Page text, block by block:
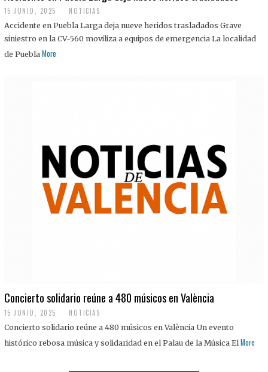
15 JUNIO, 2025 NOTICIAS
Accidente en Puebla Larga deja nueve heridos trasladados Grave
siniestro en la CV-560 moviliza a equipos de emergencia La localidad
de Puebla More
Concierto solidario reúne a 480 músicos en València
15 JUNIO, 2025 NOTICIAS
Concierto solidario reúne a 480 músicos en València Un evento
histórico rebosa música y solidaridad en el Palau de la Música El More